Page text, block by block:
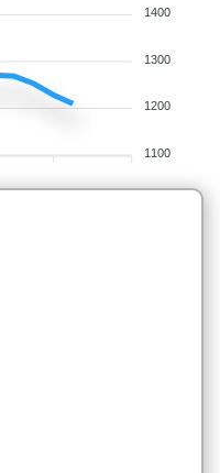
1400
1300
1200
1100